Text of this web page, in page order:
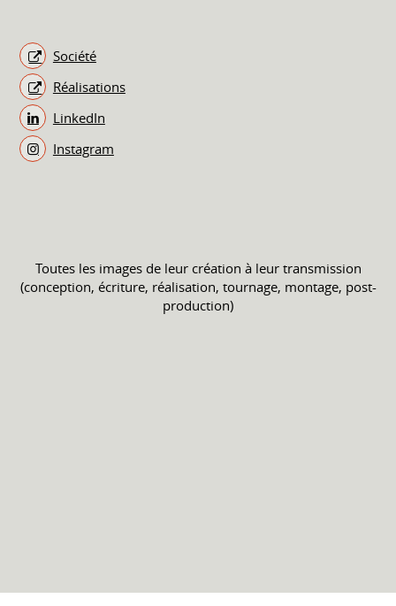
Société
Réalisations
LinkedIn
Instagram
Toutes les images de leur création à leur transmission
(conception, écriture, réalisation, tournage, montage, post-
production)